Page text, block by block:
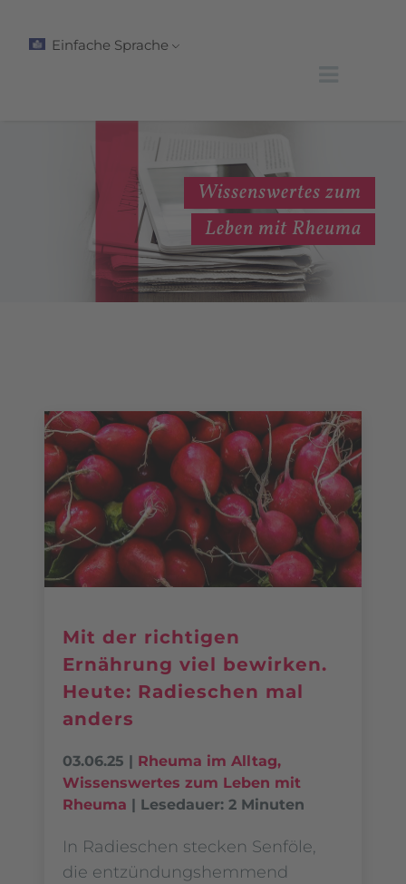
Einfache Sprache
Wissenswertes zum
Leben mit Rheuma
Mit der richtigen
Ernährung viel bewirken.
Heute: Radieschen mal
anders
03.06.25 Rheuma im Alltag,
Wissenswertes zum Leben mit
Rheuma
Lesedauer: 2 Minuten
In Radieschen stecken Senföle,
die entzündungshemmend